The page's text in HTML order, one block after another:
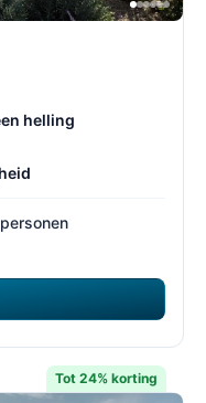
helling
Tot 24% korting